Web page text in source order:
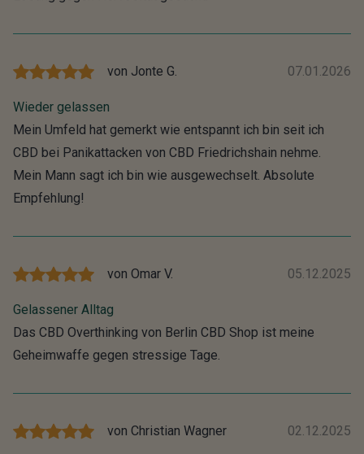
von Jonte G. 07.01.2026
Wieder gelassen
Mein Umfeld hat gemerkt wie entspannt ich bin seit ich
CBD bei Panikattacken von CBD Friedrichshain nehme.
Mein Mann sagt ich bin wie ausgewechselt. Absolute
Empfehlung!
von Omar V. 05.12.2025
Gelassener Alltag
Das CBD Overthinking von Berlin CBD Shop ist meine
Geheimwaffe gegen stressige Tage.
von Christian Wagner 02.12.2025